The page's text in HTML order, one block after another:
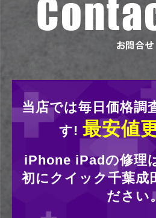
当店では毎日価格調
す! 最安値
iPhone iPadの修理
初にクイック千葉成
ださい